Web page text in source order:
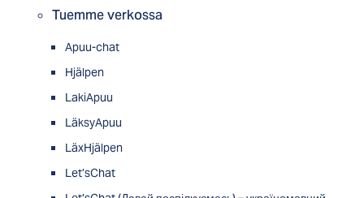
Tuemme verkossa
Apuu-chat
Hjälpen
LakiApuu
LäksyApuu
LäxHjälpen
Let’sChat